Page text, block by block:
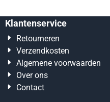
Klantenservice
Retourneren
Verzendkosten
Algemene voorwaarden
Over ons
Contact